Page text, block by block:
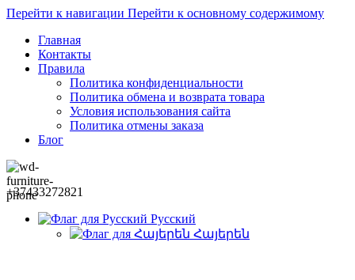
Перейти к навигации Перейти к основному содержимому
Главная
Контакты
Правила
Политика конфиденциальности
Политика обмена и возврата товара
Условия использования сайта
Политика отмены заказа
Блог
+37433272821
Русский
Հայերեն